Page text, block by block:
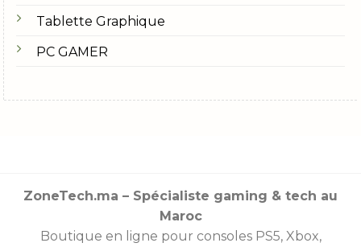
Tablette Graphique
PC GAMER
ZoneTech.ma – Spécialiste gaming & tech au
Maroc
Boutique en ligne pour consoles PS5, Xbox,